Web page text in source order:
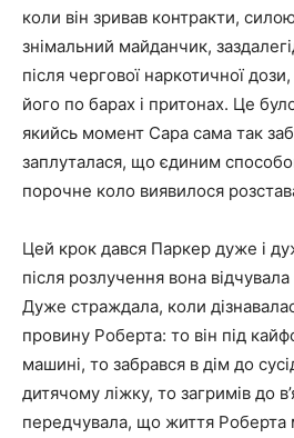
коли він зривав контракти,
знімальний майданчик,
після чергової наркотичної
його по барах і притонах. Це
якийсь момент Сара сама так
заплуталася, що єдиним
порочне коло виявилося
Цей крок дався Паркер дуже і
після розлучення вона
Дуже страждала, коли
провину Роберта: то він під
машині, то забрався в дім до
дитячому ліжку, то загримів до
передчувала, що життя Роберта